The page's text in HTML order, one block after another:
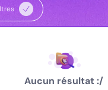
Aucun résultat :/